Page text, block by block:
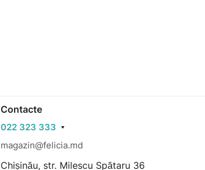
Contacte
022 323 333
magazin@felicia.md
Chișinău, str. Milescu Spătaru 36